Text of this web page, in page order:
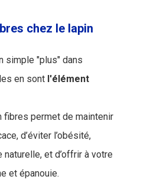
chez le lapin
simple "plus" dans
en sont l'élément
fibres permet de maintenir
d’éviter l’obésité,
naturelle, et d’offrir à votre
et épanouie.